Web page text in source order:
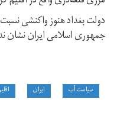
دولت بغداد هنوز واکنشی
جمهوری اسلامی ایران نشان
سیاست آب ایران